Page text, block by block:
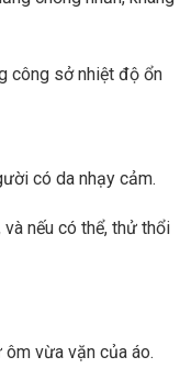
công sở nhiệt độ ổn
có da nhạy cảm.
nếu có thể, thử thổi
vừa vặn của áo.